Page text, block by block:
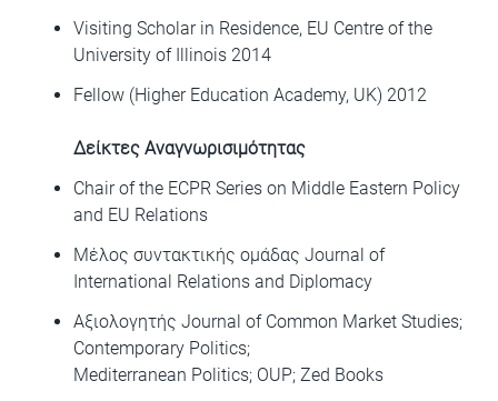
Visiting Scholar in Residence, EU Centre of the
University of Illinois 2014
Fellow (Higher Education Academy, UK) 2012
Δείκτες Αναγνωρισιμότητας
Chair of the ECPR Series on Middle Eastern Policy
and EU Relations
Μέλος συντακτικής ομάδας Journal of
International Relations and Diplomacy
Αξιολογητής Journal of Common Market Studies;
Contemporary Politics;
Mediterranean Politics; OUP; Zed Books